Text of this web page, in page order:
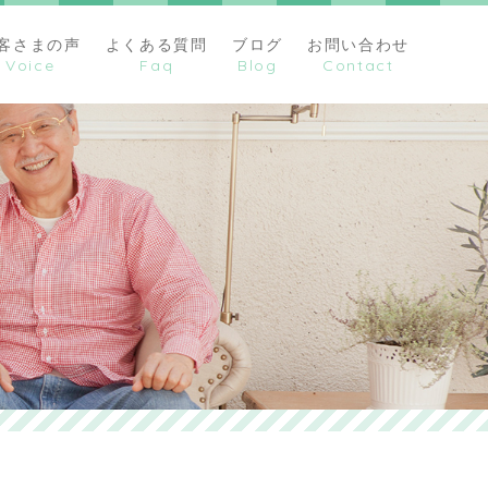
さまの声 よくある質問 ブログ お問い合わせ